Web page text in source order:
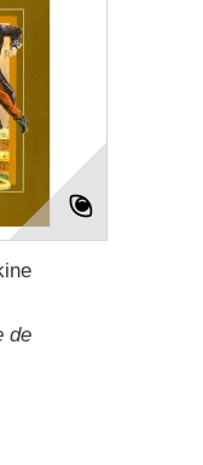
de